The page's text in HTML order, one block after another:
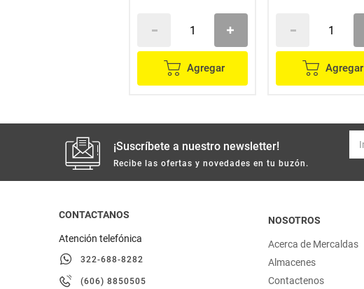
Agregar Agregar
¡Suscríbete a nuestro newsletter!
Recibe las ofertas y novedades en tu buzón.
CONTACTANOS
Atención telefónica
322-688-8282
(606) 8850505
NOSOTROS
Acerca de Mercaldas
Almacenes
Contactenos